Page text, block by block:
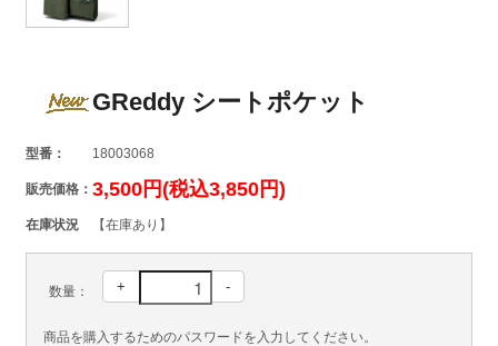
GReddy シートポケット
型番： 18003068
販売価格： 3,500円(税込3,850円)
在庫状況 【在庫あり】
数量： + -
商品を購入するためのパスワードを入力してください。